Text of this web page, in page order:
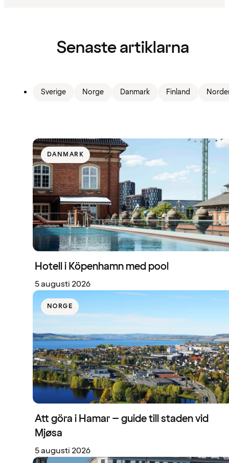
Senaste artiklarna
Sverige Norge Danmark Finland
DANMARK
Hotell i Köpenhamn med pool
5 augusti 2026
NORGE
Att göra i Hamar – guide till staden vid
Mjøsa
5 augusti 2026